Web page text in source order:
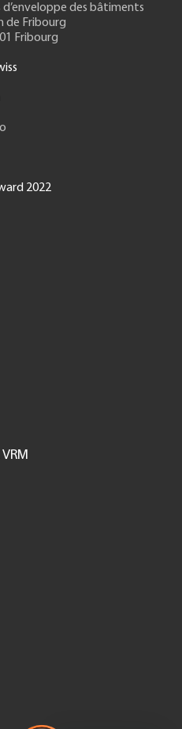
d’enveloppe des bâtiments
de Fribourg
Fribourg
2022